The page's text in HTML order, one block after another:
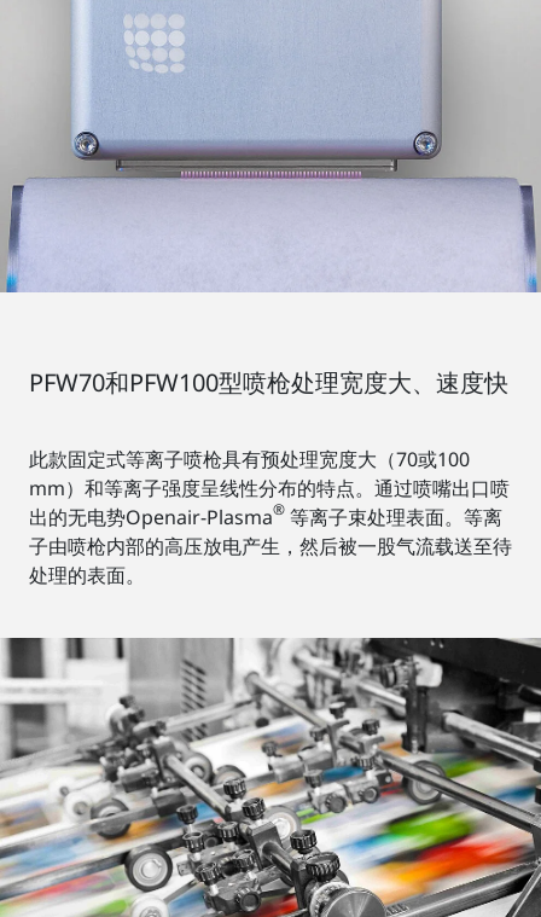
PFW70和PFW100型喷枪处理宽度大、速度快
此款固定式等离子喷枪具有预处理宽度大（70或100
mm）和等离子强度呈线性分布的特点。通过喷嘴出口喷
出的无电势Openair-Plasma® 等离子束处理表面。等离
子由喷枪内部的高压放电产生，然后被一股气流载送至待
处理的表面。